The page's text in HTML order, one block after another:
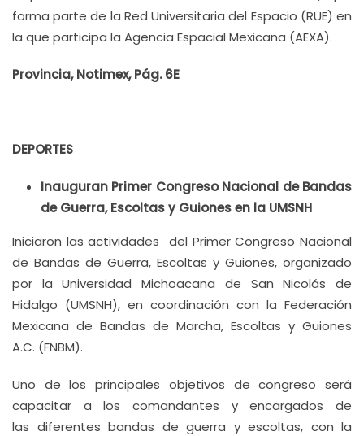
forma parte de la Red Universitaria del Espacio (RUE) en
la que participa la Agencia Espacial Mexicana (AEXA).
Provincia, Notimex, Pág. 6E
DEPORTES
Inauguran Primer Congreso Nacional de Bandas
de Guerra, Escoltas y Guiones en la UMSNH
Iniciaron las actividades del Primer Congreso Nacional
de Bandas de Guerra, Escoltas y Guiones, organizado
por la Universidad Michoacana de San Nicolás de
Hidalgo (UMSNH), en coordinación con la Federación
Mexicana de Bandas de Marcha, Escoltas y Guiones
A.C. (FNBM).
Uno de los principales objetivos de congreso será
capacitar a los comandantes y encargados de
las diferentes bandas de guerra y escoltas, con la